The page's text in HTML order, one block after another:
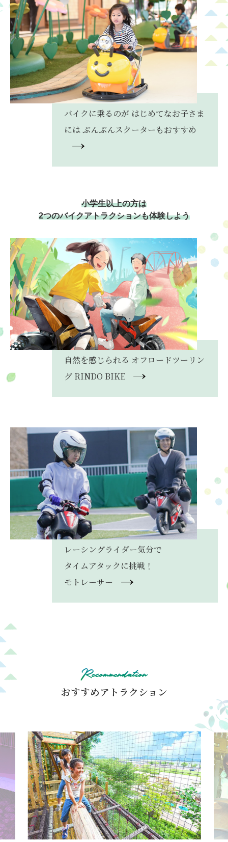
バイクに乗るのが はじめてなお子さま
にはぶんぶんスクーターもおすすめ
小学生以上の方は
2つのバイクアトラクションも体験しよう
自然を感じられる オフロードツーリン
グRINDO BIKE
レーシングライダー気分で
タイムアタックに挑戦！
モトレーサー
Recommendation
おすすめアトラクション